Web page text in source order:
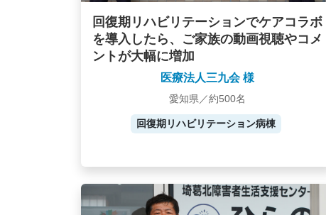
回復期リハビリテーションでケアコラボ
を導入したら、ご家族の動画視聴やコメ
ントが大幅に増加
医療法人三九会 様
愛知県／約500名
回復期リハビリテーション病棟